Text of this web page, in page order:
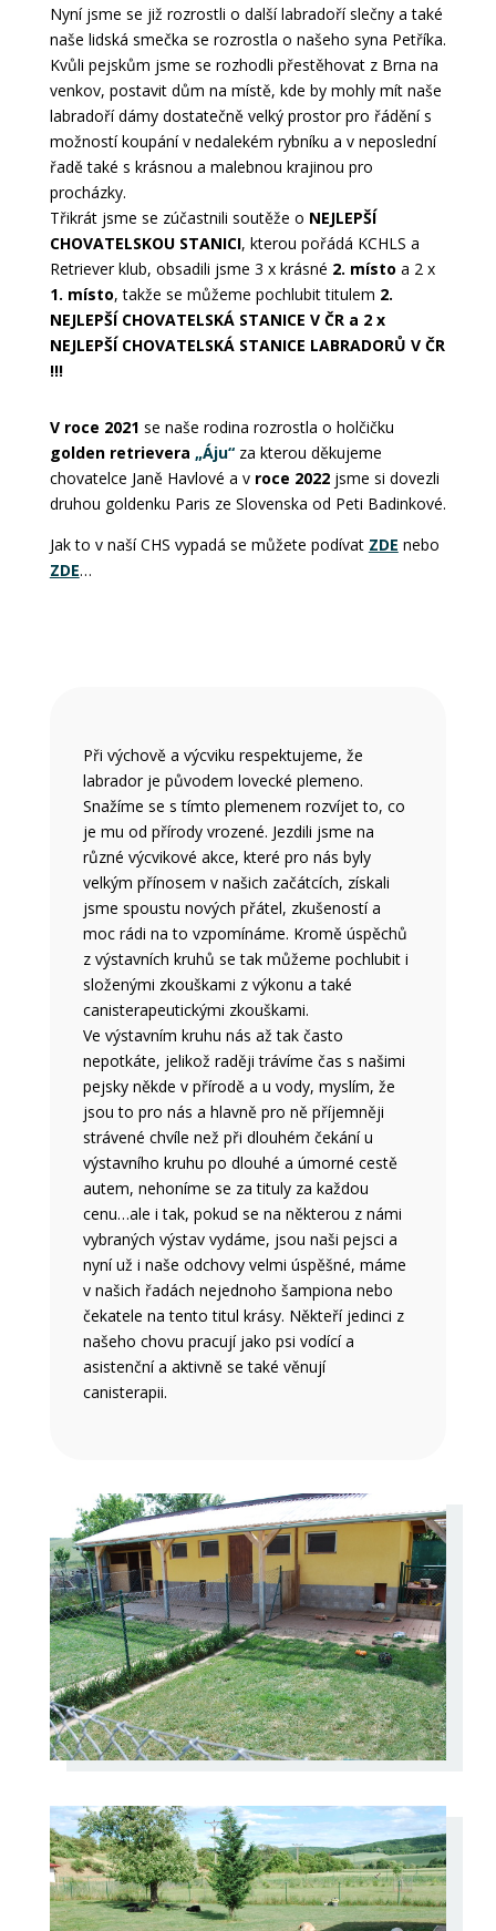
Nyní jsme se již rozrostli o další labradoří slečny a také
naše lidská smečka se rozrostla o našeho syna Petříka.
Kvůli pejskům jsme se rozhodli přestěhovat z Brna na
venkov, postavit dům na místě, kde by mohly mít naše
labradoří dámy dostatečně velký prostor pro řádění s
možností koupání v nedalekém rybníku a v neposlední
řadě také s krásnou a malebnou krajinou pro
procházky.
Třikrát jsme se zúčastnili soutěže o NEJLEPŠÍ
CHOVATELSKOU STANICI, kterou pořádá KCHLS a
Retriever klub, obsadili jsme 3 x krásné 2. místo a 2 x
1. místo, takže se můžeme pochlubit titulem 2.
NEJLEPŠÍ CHOVATELSKÁ STANICE V ČR a 2 x
NEJLEPŠÍ CHOVATELSKÁ STANICE LABRADORŮ V ČR
!!!
V roce 2021 se naše rodina rozrostla o holčičku
golden retrievera „Áju“ za kterou děkujeme
chovatelce Janě Havlové a vroce 2022jsme si dovezli
druhou goldenku Paris ze Slovenska od Peti Badinkové.
Jak to v naší CHS vypadá se můžete podívat ZDE nebo
ZDE…
Při výchově a výcviku respektujeme, že
labrador je původem lovecké plemeno.
Snažíme se s tímto plemenem rozvíjet to, co
je mu od přírody vrozené. Jezdili jsme na
různé výcvikové akce, které pro nás byly
velkým přínosem v našich začátcích, získali
jsme spoustu nových přátel, zkušeností a
moc rádi na to vzpomínáme. Kromě úspěchů
z výstavních kruhů se tak můžeme pochlubit i
složenými zkouškami z výkonu a také
canisterapeutickými zkouškami.
Ve výstavním kruhu nás až tak často
nepotkáte, jelikož raději trávíme čas s našimi
pejsky někde v přírodě a u vody, myslím, že
jsou to pro nás a hlavně pro ně příjemněji
strávené chvíle než při dlouhém čekání u
výstavního kruhu po dlouhé a úmorné cestě
autem, nehoníme se za tituly za každou
cenu…ale i tak, pokud se na některou z námi
vybraných výstav vydáme, jsou naši pejsci a
nyní už i naše odchovy velmi úspěšné, máme
v našich řadách nejednoho šampiona nebo
čekatele na tento titul krásy. Někteří jedinci z
našeho chovu pracují jako psi vodící a
asistenční a aktivně se také věnují
canisterapii.